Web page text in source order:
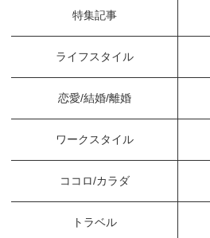
特集記事
ライフスタイル
恋愛/結婚/離婚
ワークスタイル
ココロ/カラダ
トラベル